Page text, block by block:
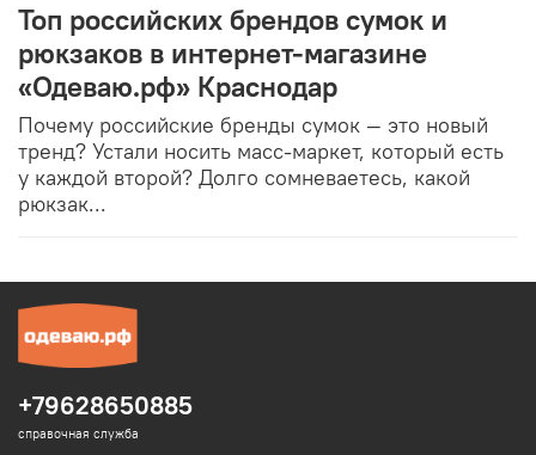
Топ российских брендов сумок и
рюкзаков в интернет-магазине
«Одеваю.рф» Краснодар
Почему российские бренды сумок — это новый
тренд? Устали носить масс-маркет, который есть
у каждой второй? Долго сомневаетесь, какой
рюкзак...
+79628650885
справочная служба